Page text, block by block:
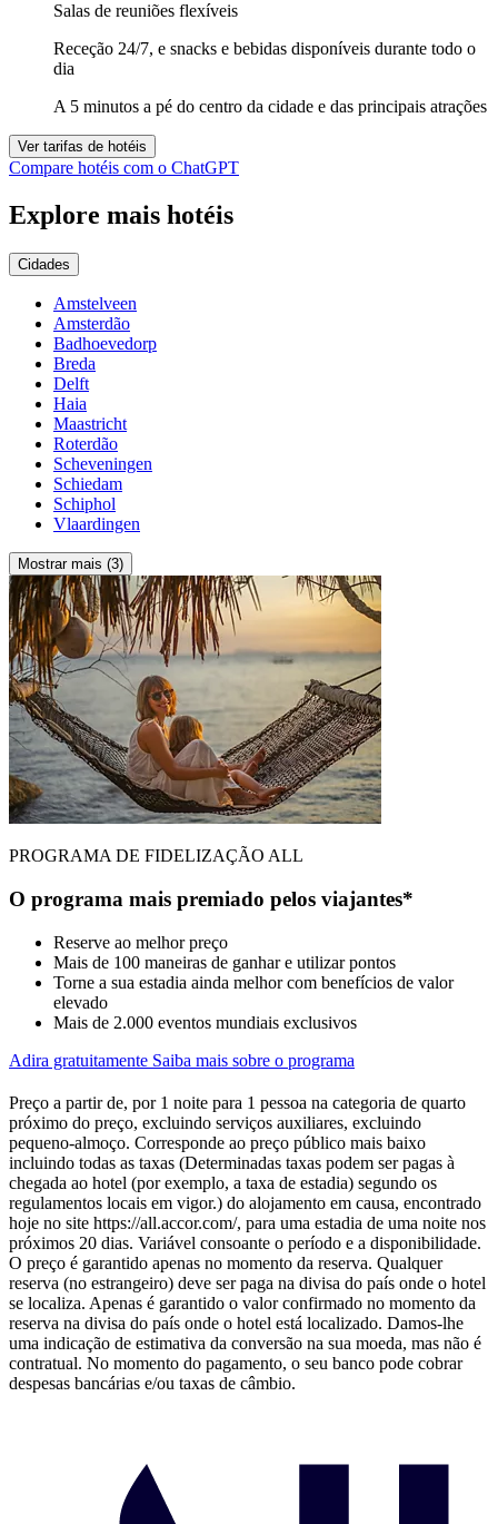
Salas de reuniões flexíveis
Receção 24/7, e snacks e bebidas disponíveis durante todo o
dia
A 5 minutos a pé do centro da cidade e das principais atrações
Ver tarifas de hotéis
Compare hotéis com o ChatGPT
Explore mais hotéis
Cidades
Amstelveen
Amsterdão
Badhoevedorp
Breda
Delft
Haia
Maastricht
Roterdão
Scheveningen
Schiedam
Schiphol
Vlaardingen
Mostrar mais (3)
PROGRAMA DE FIDELIZAÇÃO ALL
O programa mais premiado pelos viajantes*
Reserve ao melhor preço
Mais de 100 maneiras de ganhar e utilizar pontos
Torne a sua estadia ainda melhor com benefícios de valor
elevado
Mais de 2.000 eventos mundiais exclusivos
Adira gratuitamente Saiba mais sobre o programa
Preço a partir de, por 1 noite para 1 pessoa na categoria de quarto
próximo do preço, excluindo serviços auxiliares, excluindo
pequeno-almoço. Corresponde ao preço público mais baixo
incluindo todas as taxas (Determinadas taxas podem ser pagas à
chegada ao hotel (por exemplo, a taxa de estadia) segundo os
regulamentos locais em vigor.) do alojamento em causa, encontrado
hoje no site https://all.accor.com/, para uma estadia de uma noite nos
próximos 20 dias. Variável consoante o período e a disponibilidade.
O preço é garantido apenas no momento da reserva. Qualquer
reserva (no estrangeiro) deve ser paga na divisa do país onde o hotel
se localiza. Apenas é garantido o valor confirmado no momento da
reserva na divisa do país onde o hotel está localizado. Damos-lhe
uma indicação de estimativa da conversão na sua moeda, mas não é
contratual. No momento do pagamento, o seu banco pode cobrar
despesas bancárias e/ou taxas de câmbio.